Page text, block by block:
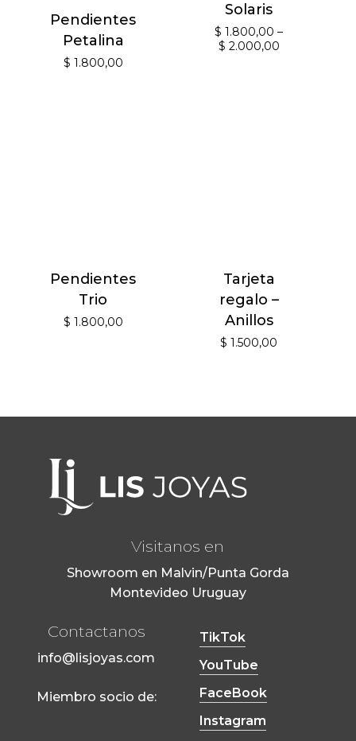
Pendientes
Petalina
$ 1.800,00
Solaris
$ 1.800,00 –
$ 2.000,00
Pendientes
Trio
$ 1.800,00
Tarjeta
regalo –
Anillos
$ 1.500,00
Visitanos en
Showroom en Malvin/Punta Gorda
Montevideo Uruguay
Contactanos
info@lisjoyas.com
Miembro socio de:
TikTok
YouTube
FaceBook
Instagram